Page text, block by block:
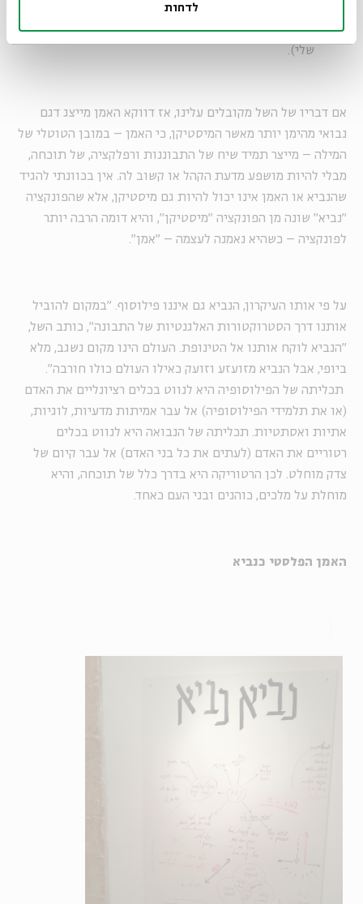
לדחות
"משורר מטיף מוסר", הוא תוקפן של השכל. מילותיו תדיר
רק מתחילות לשרוף במקום שהתבונה מסתיימת" (תרגום
שלי).
אם דבריו של השל מקובלים עלינו, אז דווקא האמן מייצג דגם
נבואי מהימן יותר מאשר המיסטיקן, כי האמן – במובן הטוטלי של
המילה – מייצר תמיד שיח של התבוננות ורפלקציה, של תוכחה,
מבלי להיות מושפע מדעת הקהל או קשוב לה. אין בכוונתי להגיד
שהנביא או האמן אינו יכול להיות גם מיסטיקן, אלא שהפונקציה
"נביא" שונה מן הפונקציה "מיסטיקן", והיא דומה הרבה יותר
לפונקציה – כשהיא נאמנה לעצמה – "אמן".
על פי אותו העיקרון, הנביא גם איננו פילוסוף. "במקום להוביל
אותנו דרך הסטרוקטורות האלגנטיות של התבונה", כותב השל,
"הנביא לוקח אותנו אל הטינופת. העולם הינו מקום נשגב, מלא
ביופי, אבל הנביא מזועזע וזועק כאילו העולם כולו חורבה".
תכליתה של הפילוסופיה היא לנווט בכלים רציונליים את האדם
(או את תלמידי הפילוסופיה) אל עבר אמיתות מדעיות, לוגיות,
אתיות ואסתטיות. תכליתה של הנבואה היא לנווט בכלים
רטוריים את האדם (לעתים את כל בני האדם) אל עבר קיום של
צדק מוחלט. לכן הרטוריקה היא בדרך כלל של תוכחה, והיא
מוחלת על מלכים, כוהנים ובני העם כאחד.
האמן הפלסטי כנביא